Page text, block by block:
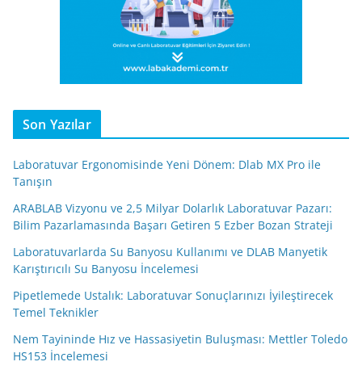
Son Yazılar
Laboratuvar Ergonomisinde Yeni Dönem: Dlab MX Pro ile
Tanışın
ARABLAB Vizyonu ve 2,5 Milyar Dolarlık Laboratuvar Pazarı:
Bilim Pazarlamasında Başarı Getiren 5 Ezber Bozan Strateji
Laboratuvarlarda Su Banyosu Kullanımı ve DLAB Manyetik
Karıştırıcılı Su Banyosu İncelemesi
Pipetlemede Ustalık: Laboratuvar Sonuçlarınızı İyileştirecek
Temel Teknikler
Nem Tayininde Hız ve Hassasiyetin Buluşması: Mettler Toledo
HS153 İncelemesi